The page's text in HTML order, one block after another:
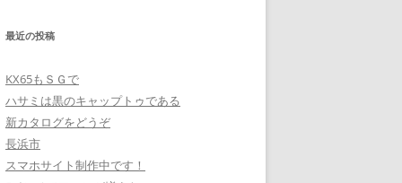
最近の投稿
KX65もＳＧで
ハサミは黒のキャップトゥである
新カタログをどうぞ
長浜市
スマホサイト制作中です！